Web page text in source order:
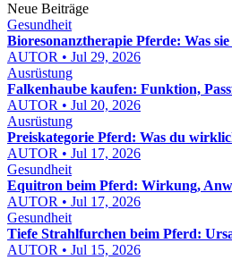
Neue Beiträge
Gesundheit
Bioresonanztherapie Pferde: Was
AUTOR • Jul 29, 2026
Ausrüstung
Falkenhaube kaufen: Funktion,
AUTOR • Jul 20, 2026
Ausrüstung
Preiskategorie Pferd: Was du
AUTOR • Jul 17, 2026
Gesundheit
Equitron beim Pferd: Wirkung,
AUTOR • Jul 17, 2026
Gesundheit
Tiefe Strahlfurchen beim Pferd:
AUTOR • Jul 15, 2026